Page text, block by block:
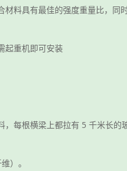
材料具有最佳的强度重量比，同
起重机即可安装
，每根横梁上都拉有 5 千米长的
）。